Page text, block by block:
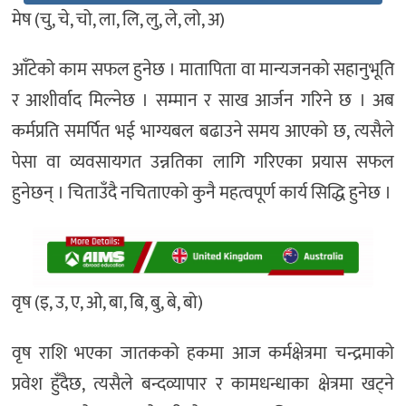
मेष (चु, चे, चो, ला, लि, लु, ले, लो, अ)
आँटेको काम सफल हुनेछ । मातापिता वा मान्यजनको सहानुभूति
र आशीर्वाद मिल्नेछ । सम्मान र साख आर्जन गरिने छ । अब
कर्मप्रति समर्पित भई भाग्यबल बढाउने समय आएको छ, त्यसैले
पेसा वा व्यवसायगत उन्नतिका लागि गरिएका प्रयास सफल
हुनेछन् । चिताउँदै नचिताएको कुनै महत्वपूर्ण कार्य सिद्धि हुनेछ ।
वृष (इ, उ, ए, ओ, बा, बि, बु, बे, बो)
वृष राशि भएका जातकको हकमा आज कर्मक्षेत्रमा चन्द्रमाको
प्रवेश हुँदैछ, त्यसैले बन्दव्यापार र कामधन्धाका क्षेत्रमा खट्ने